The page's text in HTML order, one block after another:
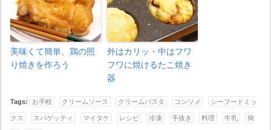
美味くて簡単、鶏の照
り焼きを作ろう
外はカリッ・中はフワ
フワに焼けるたこ焼き
器
Tags: お手軽 クリームソース クリームパスタ コンソメ シーフードミッ
クス スパゲッティ マイタケ レシピ 冷凍 手抜き 料理 牛乳 簡